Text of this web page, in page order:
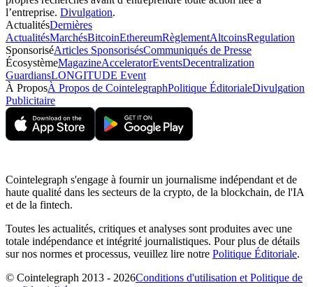
l’entreprise. Divulgation.
ActualitésDernières
ActualitésMarchésBitcoinEthereumRèglementAltcoinsRegulation
SponsoriséArticles SponsorisésCommuniqués de Presse
ÉcosystèmeMagazineAcceleratorEventsDecentralization
GuardiansLONGITUDE Event
À ProposÀ Propos de CointelegraphPolitique ÉditorialeDivulgation
Publicitaire
Cointelegraph s'engage à fournir un journalisme indépendant et de
haute qualité dans les secteurs de la crypto, de la blockchain, de l'IA
et de la fintech.
Toutes les actualités, critiques et analyses sont produites avec une
totale indépendance et intégrité journalistiques. Pour plus de détails
sur nos normes et processus, veuillez lire notre Politique Éditoriale.
© Cointelegraph 2013 - 2026Conditions d'utilisation et Politique de